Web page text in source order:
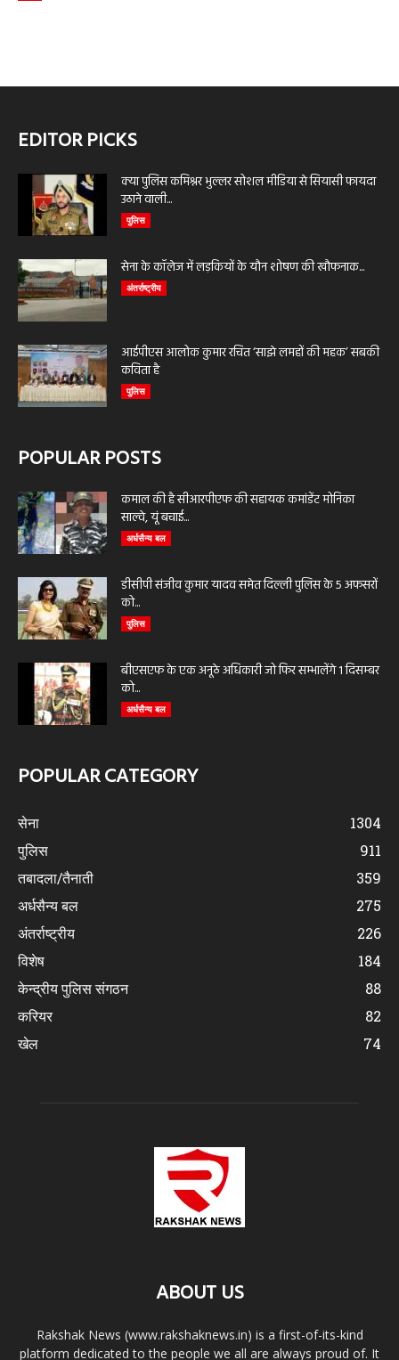
EDITOR PICKS
क्या पुलिस कमिश्नर भुल्लर सोशल मीडिया से सियासी फायदा
उठाने वाली...
पुलिस
सेना के कॉलेज में लड़कियों के यौन शोषण की खौफनाक...
अंतर्राष्ट्रीय
आईपीएस आलोक कुमार रचित ‘साझे लमहों की महक’ सबकी
कविता है
पुलिस
POPULAR POSTS
कमाल की है सीआरपीएफ की सहायक कमांडेंट मोनिका
साल्वे, यूं बचाई...
अर्धसैन्य बल
डीसीपी संजीव कुमार यादव समेत दिल्ली पुलिस के 5 अफसरों
को...
पुलिस
बीएसएफ के एक अनूठे अधिकारी जो फिर सम्भालेंगे 1 दिसम्बर
को...
अर्धसैन्य बल
POPULAR CATEGORY
सेना
1304
पुलिस
911
तबादला/तैनाती
359
अर्धसैन्य बल
275
अंतर्राष्ट्रीय
226
विशेष
184
केन्द्रीय पुलिस संगठन
88
करियर
82
खेल
74
ABOUT US
Rakshak News (www.rakshaknews.in) is a first-of-its-kind
platform dedicated to the people we all are always proud of. It